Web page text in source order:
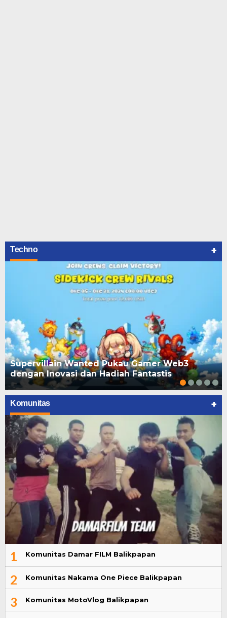
Techno +
Supervillain Wanted Pukau Gamer Web3
dengan Inovasi dan Hadiah Fantastis
Komunitas +
1 Komunitas Damar FILM Balikpapan
2 Komunitas Nakama One Piece Balikpapan
3 Komunitas MotoVlog Balikpapan